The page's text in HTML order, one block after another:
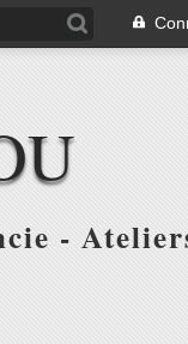
-